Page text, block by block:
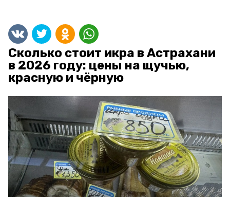
Сколько стоит икра в Астрахани
в 2026 году: цены на щучью,
красную и чёрную